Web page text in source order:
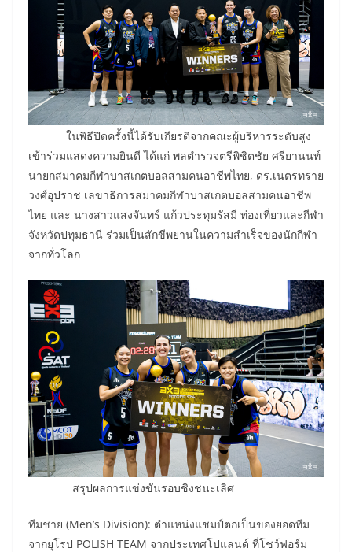
ในพิธีปิดครั้งนี้ได้รับเกียรติจากคณะผู้บริหารระดับสูง
เข้าร่วมแสดงความยินดี ได้แก่ พลตำรวจตรีพิชิตชัย ศรียานนท์
นายกสมาคมกีฬาบาสเกตบอลสามคนอาชีพไทย, ดร.เนตรทราย
วงศ์อุปราช เลขาธิการสมาคมกีฬาบาสเกตบอลสามคนอาชีพ
ไทย และ นางสาวแสงจันทร์ แก้วประทุมรัสมี ท่องเที่ยวและกีฬา
จังหวัดปทุมธานี ร่วมเป็นสักขีพยานในความสำเร็จของนักกีฬา
จากทั่วโลก
สรุปผลการแข่งขันรอบชิงชนะเลิศ
ทีมชาย (Men’s Division): ตำแหน่งแชมป์ตกเป็นของยอดทีม
จากยุโรป POLISH TEAM จากประเทศโปแลนด์ ที่โชว์ฟอร์ม